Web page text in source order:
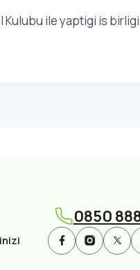
Kulubu ile yaptigi is
0850